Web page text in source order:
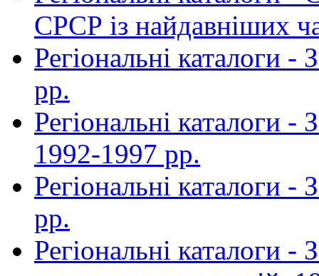
СРСР із найдавніших
Регіональні каталоги
рр.
Регіональні каталоги -
1992-1997 рр.
Регіональні каталоги
рр.
Регіональні каталоги